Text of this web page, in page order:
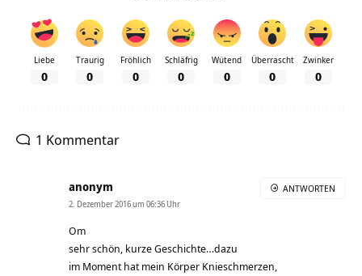
Liebe
0
Traurig
0
Fröhlich
0
Schläfrig
0
Wütend
0
Überrascht
0
Zwinker
0
1 Kommentar
anonym
2. Dezember 2016 um 06:36 Uhr
Om
sehr schön, kurze Geschichte…dazu
im Moment hat mein Körper Knieschmerzen,
ANTWORTEN